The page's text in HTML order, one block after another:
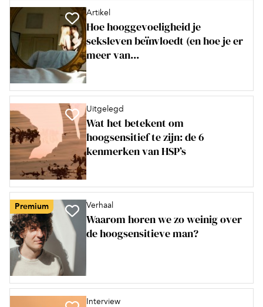
Artikel
Hoe hooggevoeligheid je
seksleven beïnvloedt (en hoe je er
meer van...
Uitgelegd
Wat het betekent om
hoogsensitief te zijn: de 6
kenmerken van HSP’s
Premium Verhaal
Waarom horen we zo weinig over
de hoogsensitieve man?
Interview